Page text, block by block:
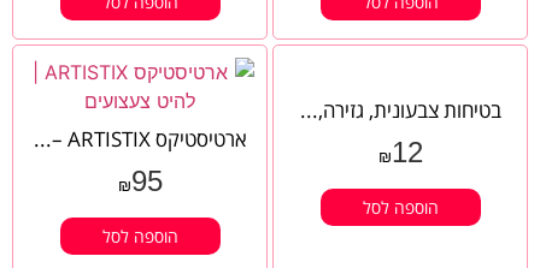
בטיחות צבעונית, גזירה,...
₪12
הוספה לסל
ארטיסטיקס ARTISTIX –...
₪95
הוספה לסל